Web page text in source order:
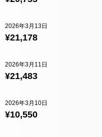
¥21,178
2026年3月13日
¥21,483
2026年3月11日
¥10,550
2026年3月10日